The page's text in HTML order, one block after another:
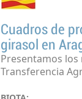
Cuadros de
girasol en
Presentamos
Transferencia